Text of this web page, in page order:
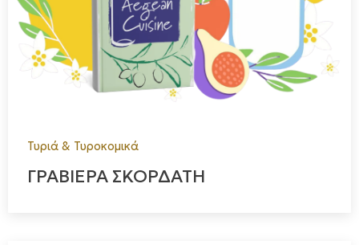
Τυριά & Τυροκομικά
ΓΡΑΒΙΕΡΑ ΣΚΟΡΔΑΤΗ